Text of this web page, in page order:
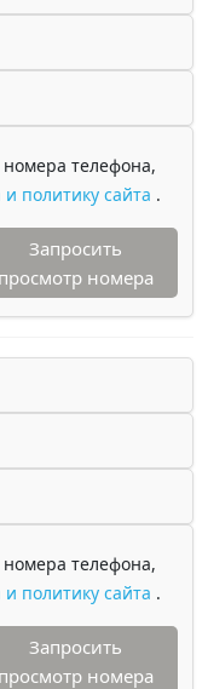
телефона,
политику сайта .
Запросить
просмотр номера
телефона,
политику сайта .
Запросить
просмотр номера